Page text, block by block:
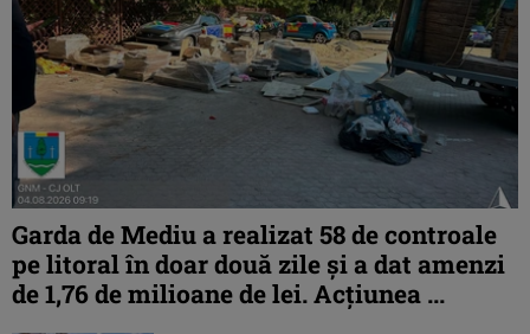
Garda de Mediu a realizat 58 de controale
pe litoral în doar două zile și a dat amenzi
de 1,76 de milioane de lei. Acțiunea ...